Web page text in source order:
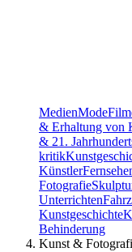
MedienMode
& Erhaltung von
& 21.
kritik
Künstler
Fotografie
Unterrichten
Kunstgeschichte
Behinderung
Kunst &